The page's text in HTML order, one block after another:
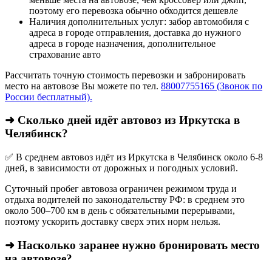
поэтому его перевозка обычно обходится дешевле
Наличия дополнительных услуг: забор автомобиля с
адреса в городе отправления, доставка до нужного
адреса в городе назначения, дополнительное
страхование авто
Рассчитать точную стоимость перевозки и забронировать
место на автовозе Вы можете по тел. 88007755165 (Звонок по
России бесплатный).
➜ Сколько дней идёт автовоз из Иркутска в
Челябинск?
✅ В среднем автовоз идёт из Иркутска в Челябинск около 6-8
дней, в зависимости от дорожных и погодных условий.
Суточный пробег автовоза ограничен режимом труда и
отдыха водителей по законодательству РФ: в среднем это
около 500–700 км в день с обязательными перерывами,
поэтому ускорить доставку сверх этих норм нельзя.
➜ Насколько заранее нужно бронировать место